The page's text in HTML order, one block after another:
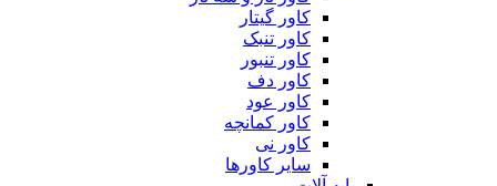
کاور گیتار
کاور تنبک
کاور تنبور
کاور دف
کاور عود
کاور کمانچه
کاور نی
سایر کاورها